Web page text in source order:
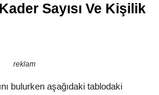
Sayısı Ve Kişilik
reklam
bulurken aşağıdaki tablodaki